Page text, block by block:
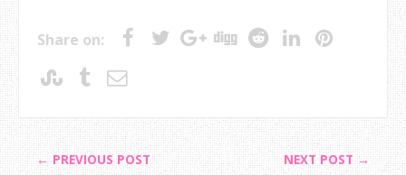
Share on:
← PREVIOUS POST NEXT POST →